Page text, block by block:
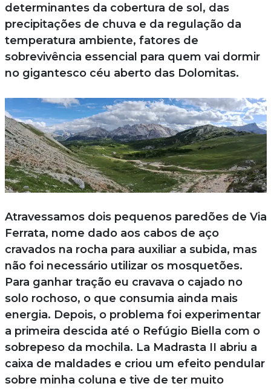
determinantes da cobertura de sol, das
precipitações de chuva e da regulação da
temperatura ambiente, fatores de
sobrevivência essencial para quem vai dormir
no gigantesco céu aberto das Dolomitas.
Atravessamos dois pequenos paredões de Via
Ferrata, nome dado aos cabos de aço
cravados na rocha para auxiliar a subida, mas
não foi necessário utilizar os mosquetões.
Para ganhar tração eu cravava o cajado no
solo rochoso, o que consumia ainda mais
energia. Depois, o problema foi experimentar
a primeira descida até o Refúgio Biella com o
sobrepeso da mochila. La Madrasta II abriu a
caixa de maldades e criou um efeito pendular
sobre minha coluna e tive de ter muito